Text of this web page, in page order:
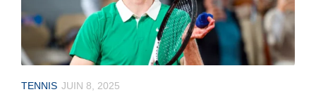
TENNIS JUIN 8, 2025